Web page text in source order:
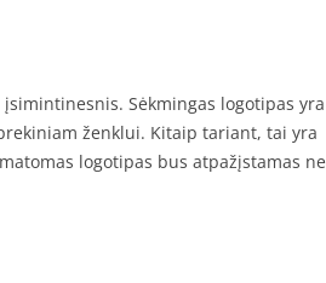
Sėkmingas logotipas yra
ženklui. Kitaip tariant, tai yra
logotipas bus atpažįstamas ne